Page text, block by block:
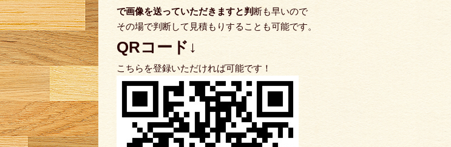
で画像を送っていただきますと判断も早いので
その場で判断して見積もりすることも可能です。
QRコード↓
こちらを登録いただければ可能です！